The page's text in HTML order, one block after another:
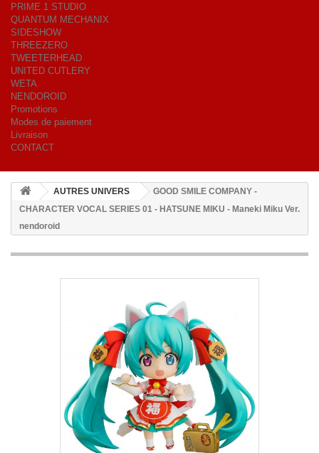
PRIME 1 STUDIO
QUANTUM MECHANIX
SIDESHOW
THREEZERO
TWEETERHEAD
UNITED CUTLERY
WETA
NENDOROID
Promotions
Modes de paiement
Livraison
CONTACT
AUTRES UNIVERS
GOOD SMILE COMPANY -
CHARACTER VOCAL SERIES 01 - HATSUNE MIKU - Maneki Miku Ver.
nendoroid